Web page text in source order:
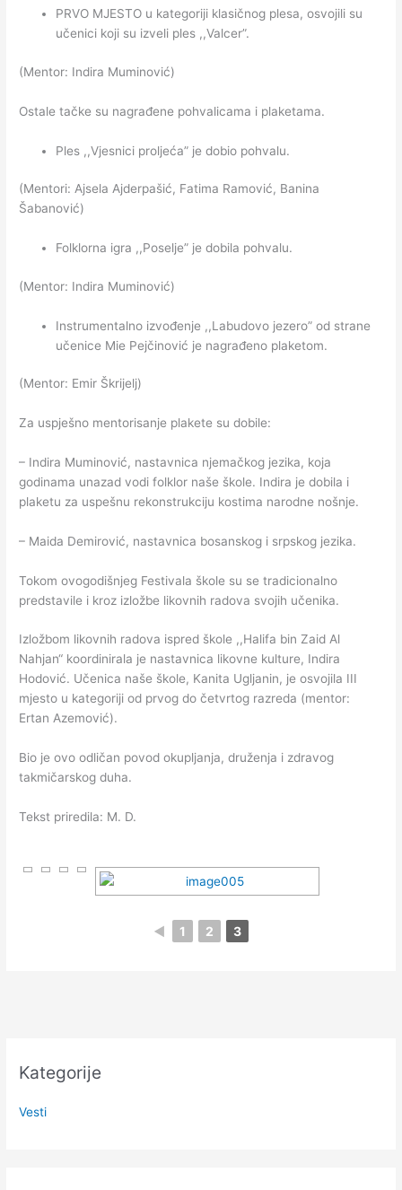
PRVO MJESTO u kategoriji klasičnog plesa, osvojili su
učenici koji su izveli ples ,,Valcer”.
(Mentor: Indira Muminović)
Ostale tačke su nagrađene pohvalicama i plaketama.
Ples ,,Vjesnici proljeća” je dobio pohvalu.
(Mentori: Ajsela Ajderpašić, Fatima Ramović, Banina
Šabanović)
Folklorna igra ,,Poselje” je dobila pohvalu.
(Mentor: Indira Muminović)
Instrumentalno izvođenje ,,Labudovo jezero” od strane
učenice Mie Pejčinović je nagrađeno plaketom.
(Mentor: Emir Škrijelj)
Za uspješno mentorisanje plakete su dobile:
– Indira Muminović, nastavnica njemačkog jezika, koja
godinama unazad vodi folklor naše škole. Indira je dobila i
plaketu za uspešnu rekonstrukciju kostima narodne nošnje.
– Maida Demirović, nastavnica bosanskog i srpskog jezika.
Tokom ovogodišnjeg Festivala škole su se tradicionalno
predstavile i kroz izložbe likovnih radova svojih učenika.
Izložbom likovnih radova ispred škole ,,Halifa bin Zaid Al
Nahjan“ koordinirala je nastavnica likovne kulture, Indira
Hodović. Učenica naše škole, Kanita Ugljanin, je osvojila III
mjesto u kategoriji od prvog do četvrtog razreda (mentor:
Ertan Azemović).
Bio je ovo odličan povod okupljanja, druženja i zdravog
takmičarskog duha.
Tekst priredila: M. D.
◄ 1 2 3
Kategorije
Vesti